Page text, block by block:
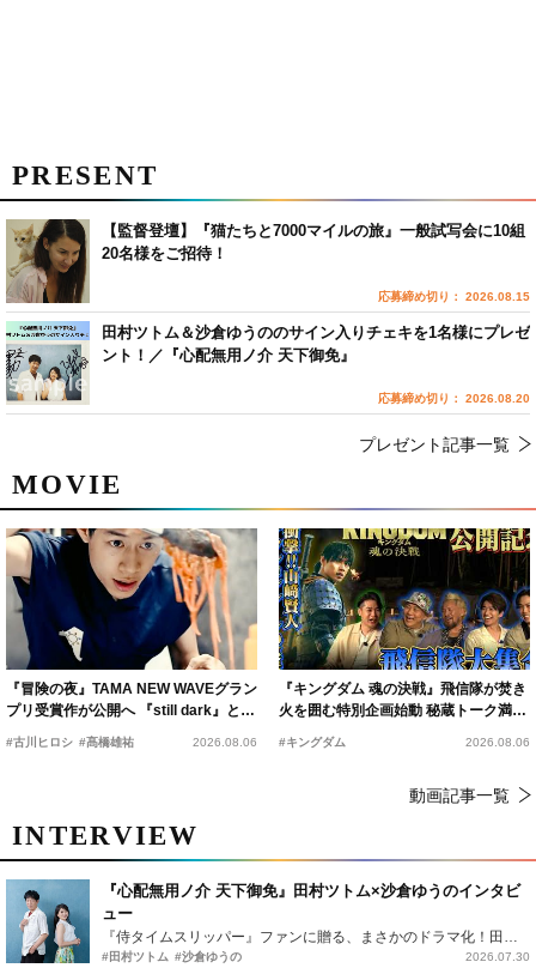
MOVIE
『冒険の夜』TAMA NEW WAVEグラン
プリ受賞作が公開へ 『still dark』と同
時上映決定
#古川ヒロシ #髙橋雄祐 2026.08.06
『キングダム 魂の決戦』飛信隊が焚き
火を囲む特別企画始動 秘蔵トーク満載
の“キングダムキャンプ”開催
#キングダム 2026.08.06
動画記事一覧
INTERVIEW
『心配無用ノ介 天下御免』田村ツトム×沙倉ゆうのインタビ
ュー
#田村ツトム #沙倉ゆうの 2026.07.30
PRESENT
【監督登壇】『猫たちと7000マイルの旅』一般試写会に10組
20名様をご招待！
応募締め切り： 2026.08.15
田村ツトム＆沙倉ゆうののサイン入りチェキを1名様にプレゼ
ント！／『心配無用ノ介 天下御免』
応募締め切り： 2026.08.20
プレゼント記事一覧